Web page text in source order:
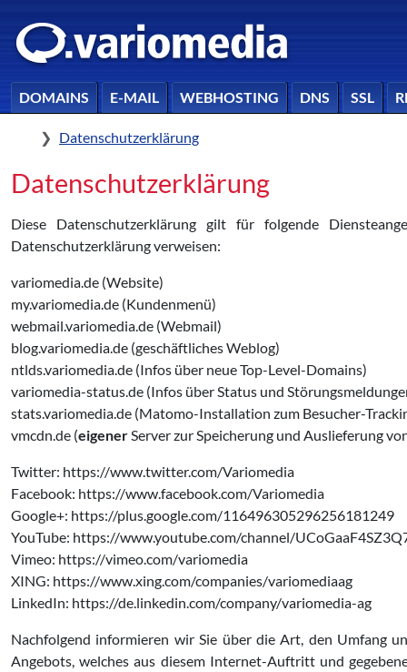
DOMAINS E-MAIL WEBHOSTING DNS SSL
HomeDatenschutzerklärung
Datenschutzerklärung
Diese Datenschutzerklärung gilt für folgende
Datenschutzerklärung verweisen:
variomedia.de (Website)
my.variomedia.de (Kundenmenü)
webmail.variomedia.de (Webmail)
blog.variomedia.de (geschäftliches Weblog)
ntlds.variomedia.de (Infos über neue Top-Level-Domains)
variomedia-status.de (Infos über Status und
stats.variomedia.de (Matomo-Installation zum Besucher-
vmcdn.de (eigenerServer zur Speicherung und Auslieferung
Twitter: https://www.twitter.com/Variomedia
Facebook: https://www.facebook.com/Variomedia
Google+: https://plus.google.com/116496305296256181249
YouTube: https://www.youtube.com/channel/
Vimeo: https://vimeo.com/variomedia
XING: https://www.xing.com/companies/variomediaag
LinkedIn: https://de.linkedin.com/company/variomedia-ag
Nachfolgend informieren wir Sie über die Art, den Umfang
Angebots, welches aus diesem Internet-Auftritt und